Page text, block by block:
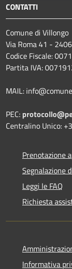
CONTATTI
Comune di Villongo
Via Roma 41 -
Codice Fiscale:
Partita IVA:
MAIL:
PEC:
Centralino Unico:
Prenotazione
Segnalazione
Leggi le FAQ
Richiesta
Informativa